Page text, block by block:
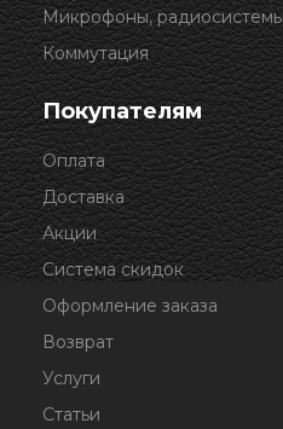
Микрофоны,
Коммутация
Покупателям
Оплата
Доставка
Акции
Система скидок
Оформление заказа
Возврат
Услуги
Статьи